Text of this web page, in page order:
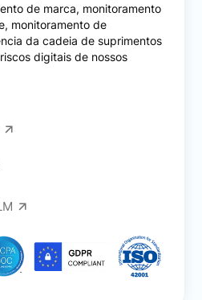
de marca, monitoramento
monitoramento de
da cadeia de suprimentos
digitais de nossos